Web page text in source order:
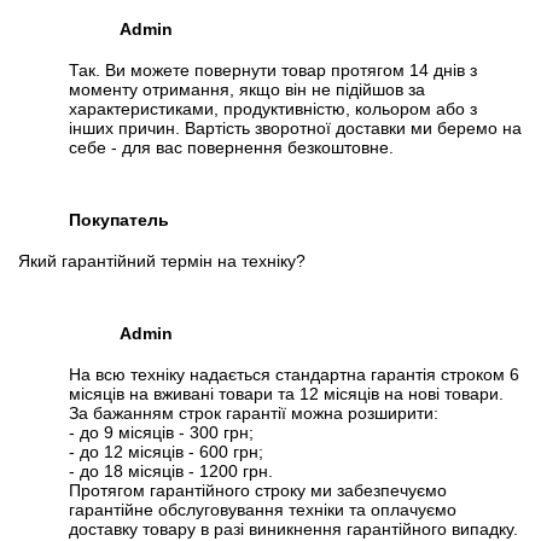
Admin
Так. Ви можете повернути товар протягом 14 днів з
моменту отримання, якщо він не підійшов за
характеристиками, продуктивністю, кольором або з
інших причин. Вартість зворотної доставки ми беремо на
себе - для вас повернення безкоштовне.
Покупатель
Який гарантійний термін на техніку?
Admin
На всю техніку надається стандартна гарантія строком 6
місяців на вживані товари та 12 місяців на нові товари.
За бажанням строк гарантії можна розширити:
- до 9 місяців - 300 грн;
- до 12 місяців - 600 грн;
- до 18 місяців - 1200 грн.
Протягом гарантійного строку ми забезпечуємо
гарантійне обслуговування техніки та оплачуємо
доставку товару в разі виникнення гарантійного випадку.